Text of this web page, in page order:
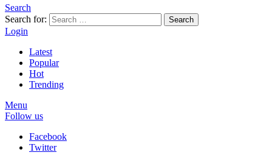
Search
Search for:
Search
Login
Latest
Popular
Hot
Trending
Menu
Follow us
Facebook
Twitter